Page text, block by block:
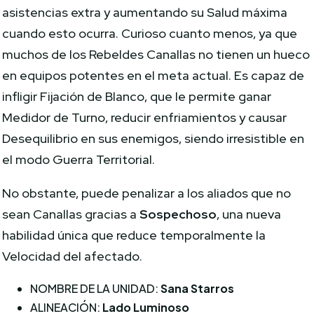
asistencias extra y aumentando su Salud máxima
cuando esto ocurra. Curioso cuanto menos, ya que
muchos de los Rebeldes Canallas no tienen un hueco
en equipos potentes en el meta actual. Es capaz de
infligir Fijación de Blanco, que le permite ganar
Medidor de Turno, reducir enfriamientos y causar
Desequilibrio en sus enemigos, siendo irresistible en
el modo Guerra Territorial.
No obstante, puede penalizar a los aliados que no
sean Canallas gracias aSospechoso, una nueva
habilidad única que reduce temporalmente la
Velocidad del afectado.
NOMBRE DE LA UNIDAD:Sana Starros
ALINEACIÓN: Lado Luminoso